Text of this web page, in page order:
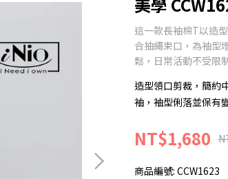
這一款長袖棉T以造
合抽繩束口，為袖型
鬆，日常活動不受限
造型領口剪裁，簡約
袖，袖型俐落並保有
NT$1,680
商品編號: CCW1623